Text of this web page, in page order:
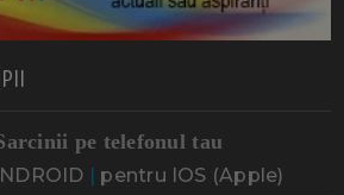
pe telefonul tau
| pentru IOS (Apple)